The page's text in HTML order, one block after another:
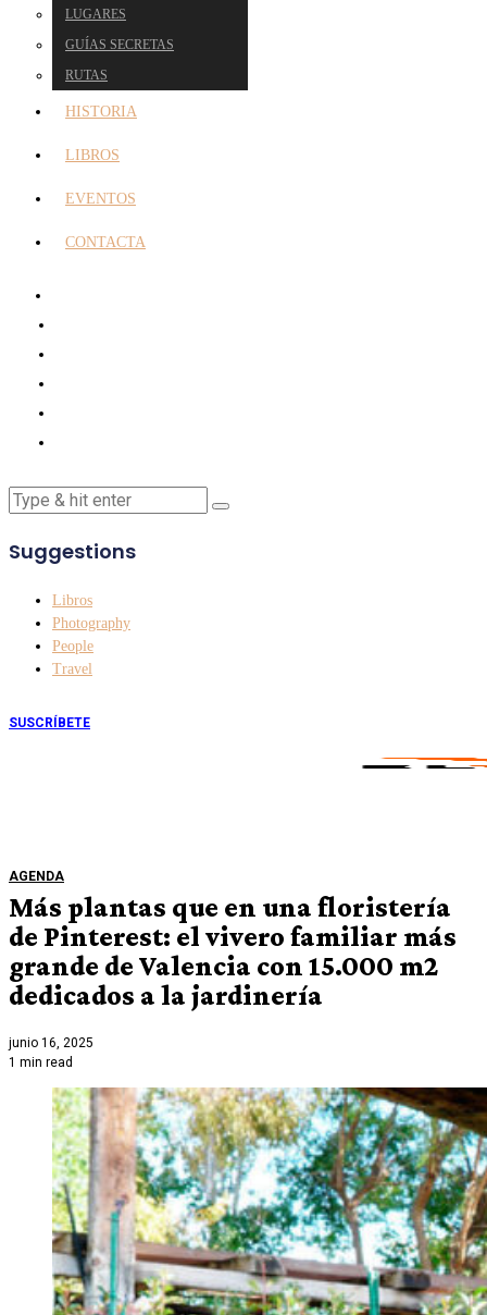
LUGARES
GUÍAS SECRETAS
RUTAS
HISTORIA
LIBROS
EVENTOS
CONTACTA
Suggestions
Libros
Photography
People
Travel
SUSCRÍBETE
AGENDA
Más plantas que en una floristería
de Pinterest: el vivero familiar más
grande de Valencia con 15.000 m2
dedicados a la jardinería
junio 16, 2025
1 min read